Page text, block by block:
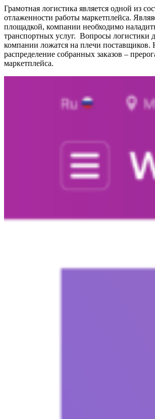
Грамотная логистика является одной из
отлаженности работы маркетплейса.
площадкой, компании необходимо
транспортных услуг. Вопросы логистики
компании ложатся на плечи поставщиков.
распределение собранных заказов –
маркетплейса.